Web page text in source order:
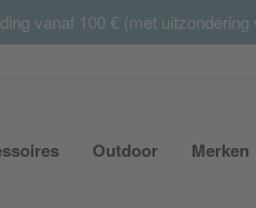
met tot 65% korting >> nu
vanaf 100 € (met
uit- of inklappen
van Lampen uit- of inklappen
Submenu van
Outdoor Merken